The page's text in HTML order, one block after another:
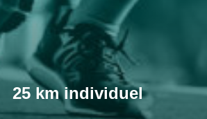
25 km individuel